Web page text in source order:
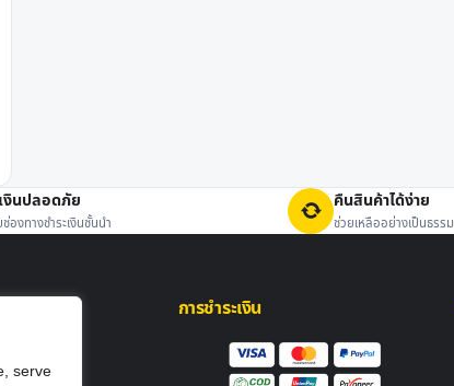
serve
งินปลอดภัย
องทางชำระเงินชั้นนำ
คืนสินค้าได้ง่าย
ช่วยเหลืออย่างเป็นธรรม
การชำระเงิน